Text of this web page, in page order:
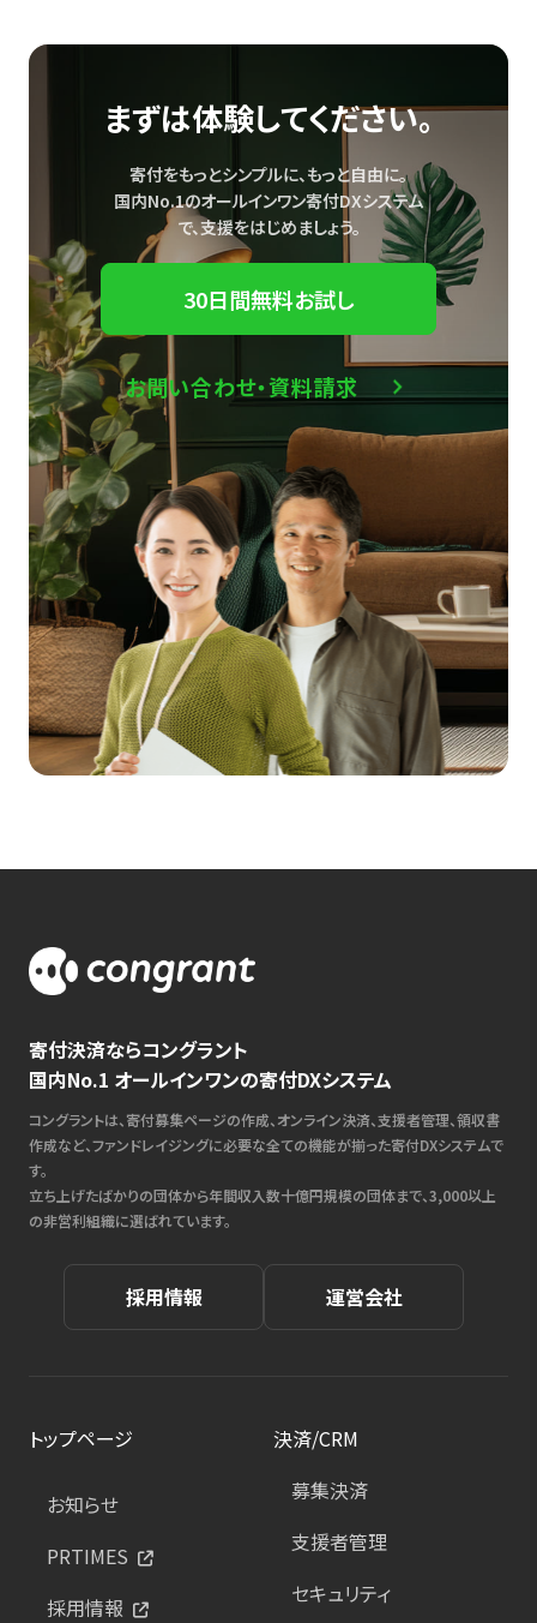
まずは体験してください。
寄付をもっとシンプルに、もっと自由に。
国内No.1のオールインワン寄付DXシステム
で、支援をはじめましょう。
30日間無料お試し
お問い合わせ・資料請求
寄付決済ならコングラント
国内No.1 オールインワンの寄付DXシステム
コングラントは、寄付募集ページの作成、オンライン決済、支援者管理、領収書
作成など、ファンドレイジングに必要な全ての機能が揃った寄付DXシステムで
す。
立ち上げたばかりの団体から年間収入数十億円規模の団体まで、3,000以上
の非営利組織に選ばれています。
採用情報 運営会社
トップページ
お知らせ
PRTIMES
採用情報
決済/CRM
募集決済
支援者管理
セキュリティ